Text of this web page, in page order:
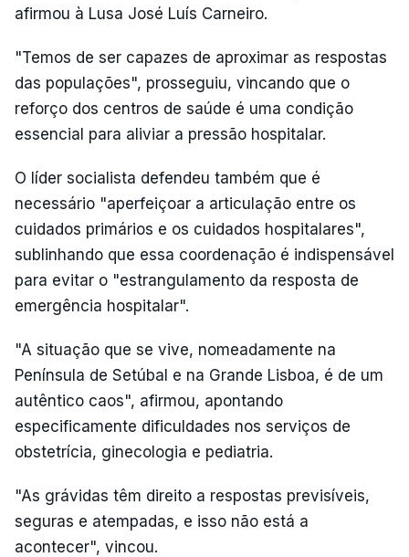
afirmou à Lusa José Luís Carneiro.
"Temos de ser capazes de aproximar as respostas
das populações", prosseguiu, vincando que o
reforço dos centros de saúde é uma condição
essencial para aliviar a pressão hospitalar.
O líder socialista defendeu também que é
necessário "aperfeiçoar a articulação entre os
cuidados primários e os cuidados hospitalares",
sublinhando que essa coordenação é indispensável
para evitar o "estrangulamento da resposta de
emergência hospitalar".
"A situação que se vive, nomeadamente na
Península de Setúbal e na Grande Lisboa, é de um
autêntico caos", afirmou, apontando
especificamente dificuldades nos serviços de
obstetrícia, ginecologia e pediatria.
"As grávidas têm direito a respostas previsíveis,
seguras e atempadas, e isso não está a
acontecer", vincou.